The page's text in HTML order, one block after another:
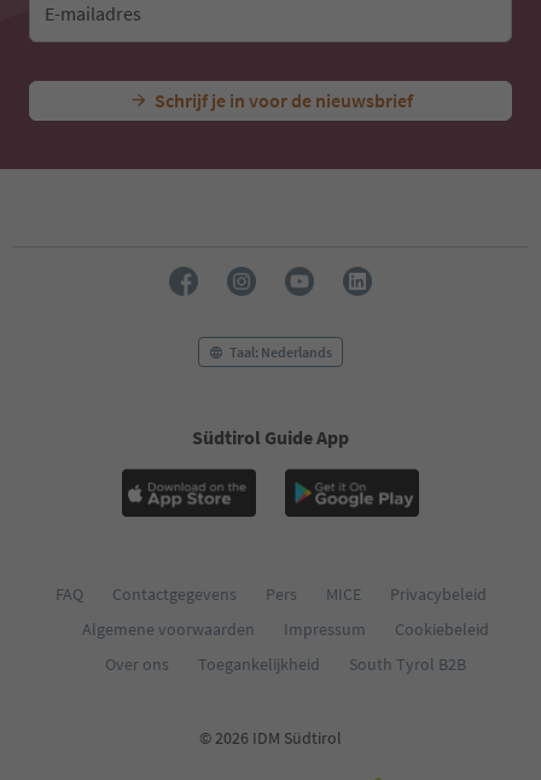
E-mailadres
Schrijf je in voor de nieuwsbrief
Taal: Nederlands
Südtirol Guide App
FAQ Contactgegevens Pers MICE
Privacybeleid
Algemene voorwaarden
Impressum
Cookiebeleid
Over ons
Toegankelijkheid South Tyrol B2B
© 2026 IDM Südtirol